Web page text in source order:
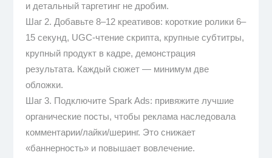
и детальный таргетинг не дробим.
Шаг 2. Добавьте 8–12 креативов: короткие ролики 6–
15 секунд, UGC-чтение скрипта, крупные субтитры,
крупный продукт в кадре, демонстрация
результата. Каждый сюжет — минимум две
обложки.
Шаг 3. Подключите Spark Ads: привяжите лучшие
органические посты, чтобы реклама наследовала
комментарии/лайки/шеринг. Это снижает
«баннерность» и повышает вовлечение.